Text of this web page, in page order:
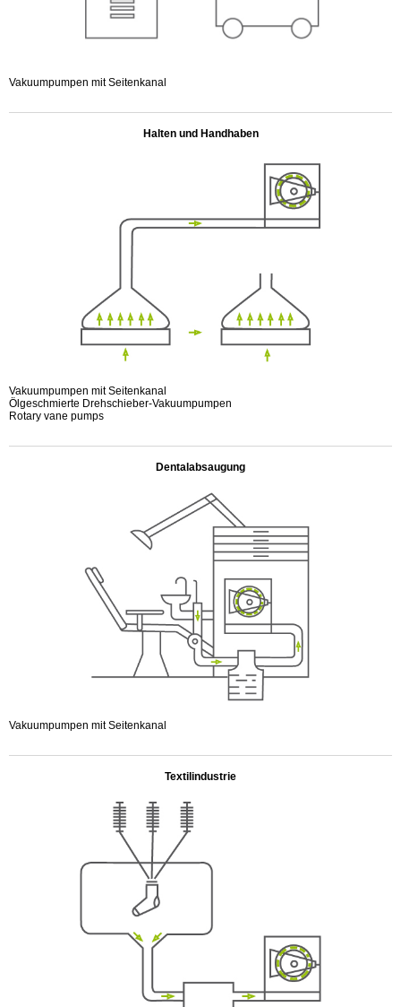
Vakuumpumpen mit Seitenkanal
Halten und Handhaben
Vakuumpumpen mit Seitenkanal
Ölgeschmierte Drehschieber-Vakuumpumpen
Rotary vane pumps
Dentalabsaugung
Vakuumpumpen mit Seitenkanal
Textilindustrie